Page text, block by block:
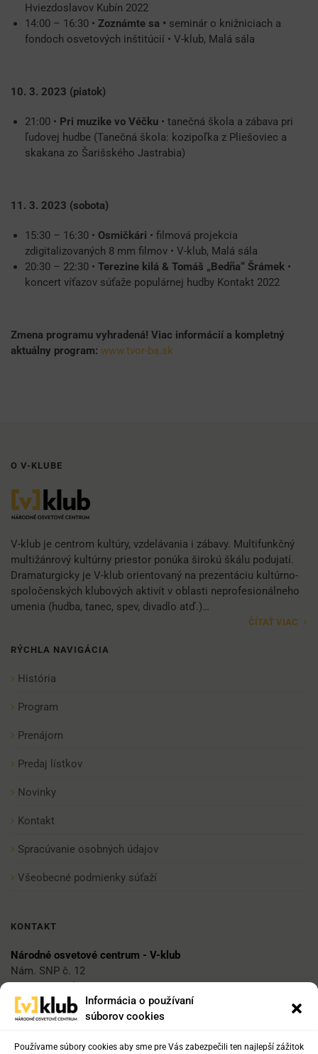
Informácia o používaní
súborov cookies
Používame súbory cookies aby sme pre Vás zabezpečili ten najlepší zážitok
Hviezdoslavov Kubín 2022
14:00 – 16:30 • Zoznámte sa • seminár o knižniciach a
fondoch osvetových inštitúcií • V-klub, Malá sála
10. 3. 2023 (piatok)
21:00 • Pri muzike vo Véčku • tanečná škola a zábava pri
ľudovej hudbe (Tanečná škola: kozipoľka z Pliešoviec a
skakana zo Šarišského Jastrabia)
11. 3. 2023 (sobota)
15:30 – 16:30 • Osmičkári • filmová projekcia
zdigitalizovaných 8 mm filmov • V-klub, Malá sála
20:30 – 22:30 • Terezine kilá & Tomáš „Bedña“ Šrámek •
koncert víťazov súťaže populárnej hudby Kontakt 2022
Zmena programu vyhradená! Viac informácií a kompletný
aktuálny program: www.tvor-ba.sk
O V-KLUBE
V-klub je centrom kultúry, vzdelávania i zábavy. Multifunkčný
multižánrový kultúrny priestor ponúka širokú škálu podujatí.
Dramaturgicky je V-klub orientovaný na prezentáciu kultúrno-
spoločenských klubových aktivít v oblasti neprofesionálneho
umenia (hudba, tanec, spev, divadlo atď.)…
ČÍTAŤ VIAC
RÝCHLA NAVIGÁCIA
História
Program
Prenájom
Predaj lístkov
Novinky
Kontakt
Spracúvanie osobných údajov
Všeobecné podmienky súťaží
KONTAKT
Národné osvetové centrum - V-klub
Nám. SNP č. 12
812 34 Bratislava 1
vklub@nocka.sk